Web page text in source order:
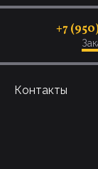
+7
Контакты